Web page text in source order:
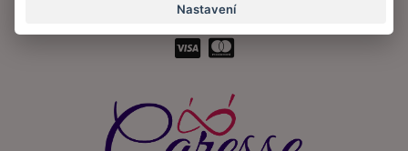
Přijímáme platby:
Nastavení